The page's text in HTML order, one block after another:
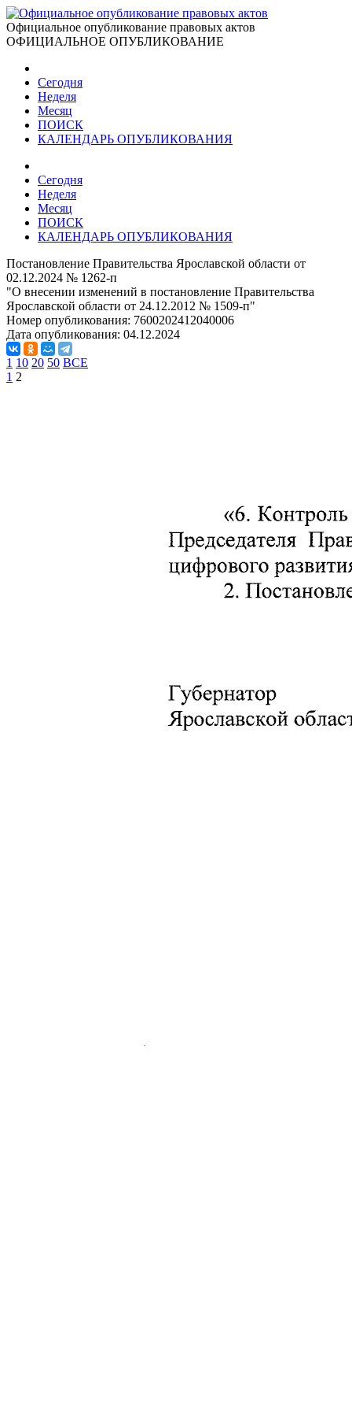
Официальное опубликование правовых актов
ОФИЦИАЛЬНОЕ ОПУБЛИКОВАНИЕ
Сегодня
Неделя
Месяц
ПОИСК
КАЛЕНДАРЬ ОПУБЛИКОВАНИЯ
Сегодня
Неделя
Месяц
ПОИСК
КАЛЕНДАРЬ ОПУБЛИКОВАНИЯ
Постановление Правительства Ярославской области от
02.12.2024 № 1262-п
"О внесении изменений в постановление Правительства
Ярославской области от 24.12.2012 № 1509-п"
Номер опубликования: 7600202412040006
Дата опубликования: 04.12.2024
1 10 20 50 ВСЕ
1 2